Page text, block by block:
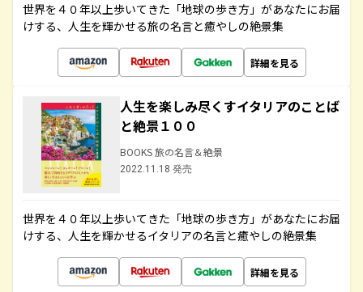
世界を４０年以上歩いてきた「地球の歩き方」があなたにお届
けする、人生を輝かせる旅の名言と癒やしの絶景集
詳細を見る
人生を楽しみ尽くすイタリアのことば
と絶景１００
BOOKS 旅の名言＆絶景
2022.11.18 発売
世界を４０年以上歩いてきた「地球の歩き方」があなたにお届
けする、人生を輝かせるイタリアの名言と癒やしの絶景集
詳細を見る